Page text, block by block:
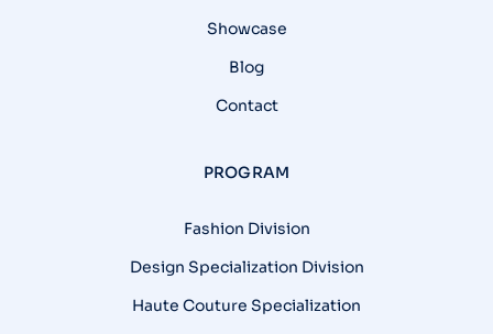
Showcase
Blog
Contact
PROGRAM
Fashion Division
Design Specialization Division
Haute Couture Specialization